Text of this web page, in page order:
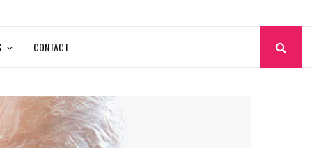
CONTACT